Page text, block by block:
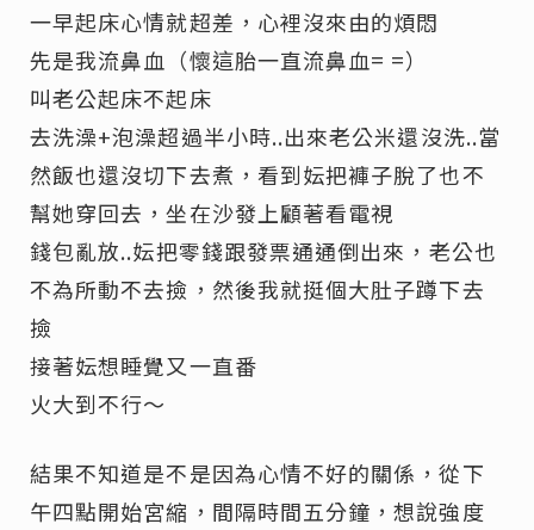
一早起床心情就超差，心裡沒來由的煩悶
先是我流鼻血（懷這胎一直流鼻血= =）
叫老公起床不起床
去洗澡+泡澡超過半小時..出來老公米還沒洗..當
然飯也還沒切下去煮，看到妘把褲子脫了也不
幫她穿回去，坐在沙發上顧著看電視
錢包亂放..妘把零錢跟發票通通倒出來，老公也
不為所動不去撿，然後我就挺個大肚子蹲下去
撿
接著妘想睡覺又一直番
火大到不行～
結果不知道是不是因為心情不好的關係，從下
午四點開始宮縮，間隔時間五分鐘，想說強度